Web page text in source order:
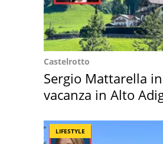
Castelrotto
Sergio Mattarella in
vacanza in Alto
LIFESTYLE